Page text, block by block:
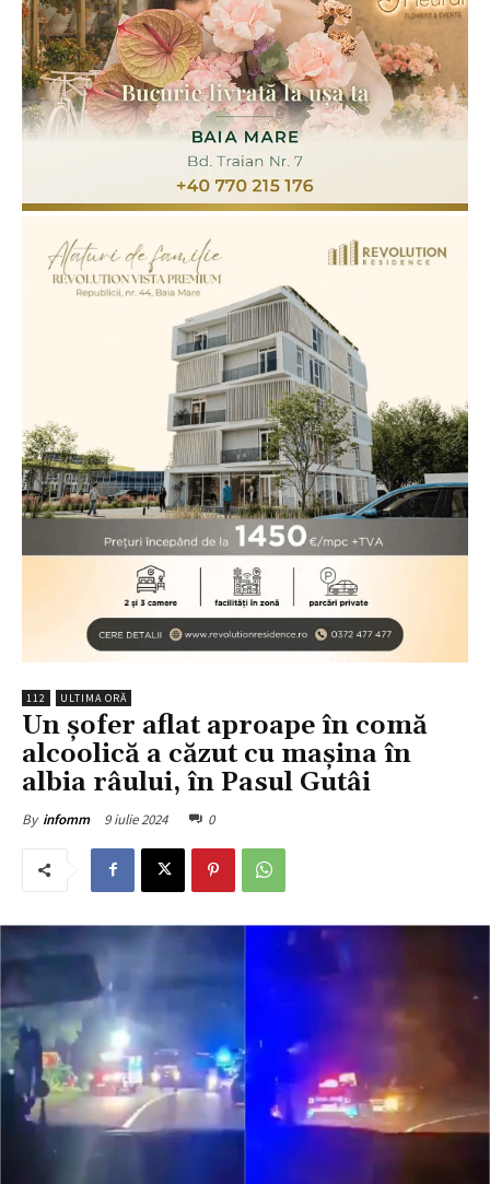
112 ULTIMA ORĂ
Un șofer aflat aproape în comă
alcoolică a căzut cu mașina în
albia râului, în Pasul Gutâi
By infomm 9 iulie 2024 0